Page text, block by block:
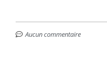
Aucun commentaire